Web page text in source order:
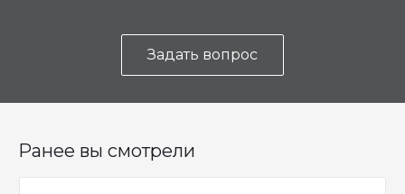
Задать вопрос
Ранее вы смотрели